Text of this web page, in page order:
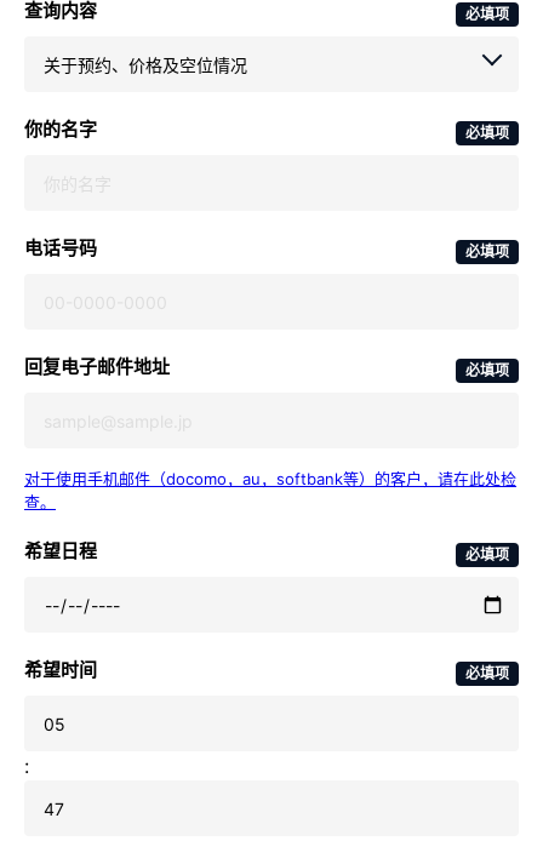
查询内容 必填项
你的名字 必填项
电话号码 必填项
回复电子邮件地址 必填项
对于使用手机邮件（docomo，au，softbank等）的客户，请在此处检
查。
希望日程 必填项
希望时间 必填项
: